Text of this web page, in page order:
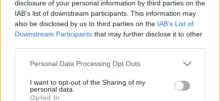
disclosure of your personal information by third parties on the
IAB’s list of downstream participants. This information may
also be disclosed by us to third parties on the IAB’s List of
Downstream Participants that may further disclose it to other
Please note that this website/app uses one or more Google
not limited to your visit or usage behaviour. You may click to
grant or deny consent to Google and its third-party tags to
Personal Data Processing Opt Outs
I want to opt-out of the Sharing of my
personal data.
Opted In
támad kedve kirándulni a természetbe.
Szólj hozzá!